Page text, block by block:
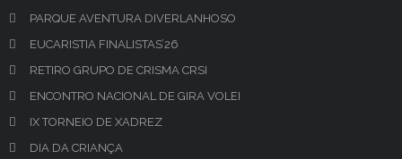
PARQUE AVENTURA DIVERLANHOSO
EUCARISTIA FINALISTAS’26
RETIRO GRUPO DE CRISMA CRSI
ENCONTRO NACIONAL DE GIRA VOLEI
IX TORNEIO DE XADREZ
DIA DA CRIANÇA